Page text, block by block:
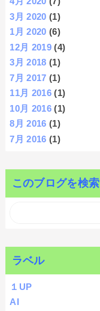
3月 2020 (1)
1月 2020 (6)
12月 2019 (4)
3月 2018 (1)
7月 2017 (1)
11月 2016 (1)
10月 2016 (1)
8月 2016 (1)
7月 2016 (1)
このブログを検索
ラベル
１UP
AI